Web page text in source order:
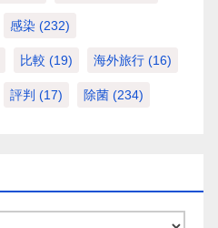
感染 (232)
比較 (19) 海外旅行 (16)
評判 (17) 除菌 (234)